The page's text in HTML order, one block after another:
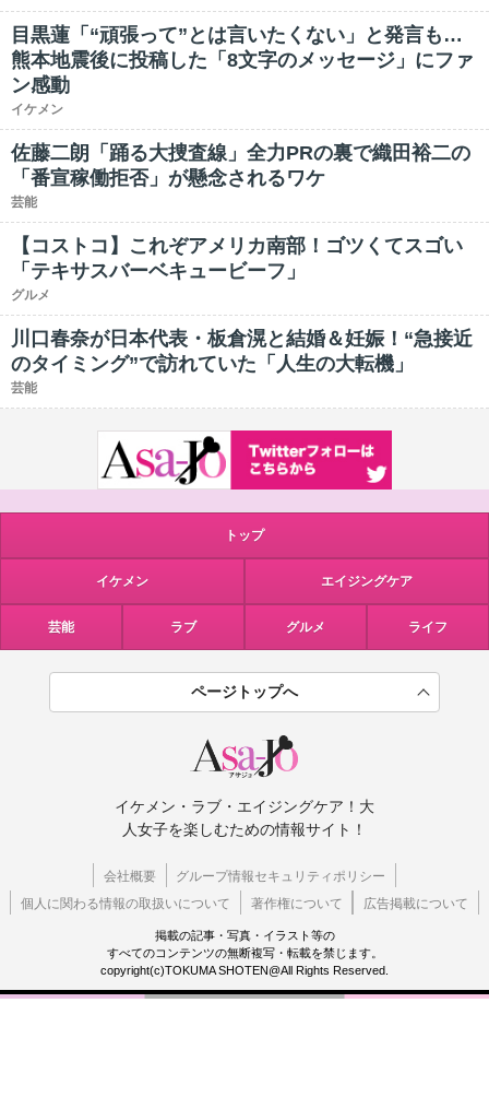
目黒蓮「“頑張って”とは言いたくない」と発言も…
熊本地震後に投稿した「8文字のメッセージ」にファ
ン感動
イケメン
佐藤二朗「踊る大捜査線」全力PRの裏で織田裕二の
「番宣稼働拒否」が懸念されるワケ
芸能
【コストコ】これぞアメリカ南部！ゴツくてスゴい
「テキサスバーベキュービーフ」
グルメ
川口春奈が日本代表・板倉滉と結婚＆妊娠！“急接近
のタイミング”で訪れていた「人生の大転機」
芸能
トップ
イケメン エイジングケア
芸能 ラブ グルメ ライフ
ページトップへ
イケメン・ラブ・エイジングケア！大
人女子を楽しむための情報サイト！
会社概要
グループ情報セキュリティポリシー
個人に関わる情報の取扱いについて
著作権について 広告掲載について
掲載の記事・写真・イラスト等の
すべてのコンテンツの無断複写・転載を禁じます。
copyright(c)TOKUMA SHOTEN@All Rights Reserved.